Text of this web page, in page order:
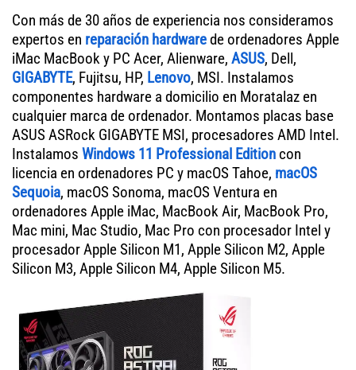
Con más de 30 años de experiencia nos consideramos
expertos en reparación hardwarede ordenadores Apple
iMac MacBook y PC Acer, Alienware, ASUS, Dell,
GIGABYTE, Fujitsu, HP, Lenovo, MSI. Instalamos
componentes hardware a domicilio en Moratalaz en
cualquier marca de ordenador. Montamos placas base
ASUS ASRock GIGABYTE MSI, procesadores AMD Intel.
Instalamos Windows 11 Professional Edition con
licencia en ordenadores PC y macOS Tahoe, macOS
Sequoia, macOS Sonoma, macOS Ventura en
ordenadores Apple iMac, MacBook Air, MacBook Pro,
Mac mini, Mac Studio, Mac Pro con procesador Intel y
procesador Apple Silicon M1, Apple Silicon M2, Apple
Silicon M3, Apple Silicon M4, Apple Silicon M5.